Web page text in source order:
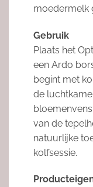
moedermelk
Gebruik
Plaats het
een Ardo
begint met
de
van de
natuurlijke
kolfsessie.